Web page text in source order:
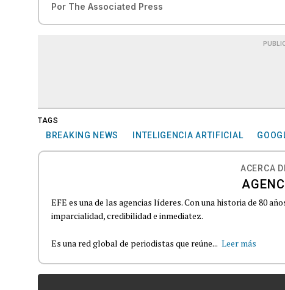
Por The Associated Press
TAGS
BREAKING NEWS INTELIGENCIA ARTIFICIAL
ACERCA
EFE es una de las agencias líderes. Con una historia de 80
imparcialidad, credibilidad e inmediatez.
Es una red global de periodistas que reúne... Leer más